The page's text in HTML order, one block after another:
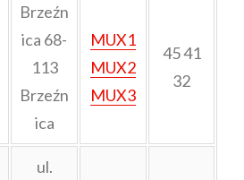
Brzeźn
ica 68-
113
Brzeźn
ica
MUX1
MUX2
MUX3
45 41
32
ul.